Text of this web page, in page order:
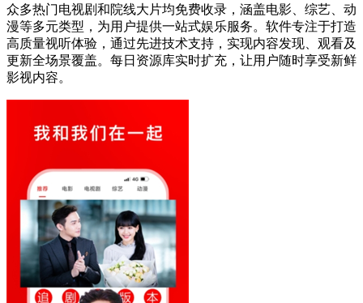
众多热门电视剧和院线大片均免费收录，涵盖电影、综艺、动
漫等多元类型，为用户提供一站式娱乐服务。软件专注于打造
高质量视听体验，通过先进技术支持，实现内容发现、观看及
更新全场景覆盖。每日资源库实时扩充，让用户随时享受新鲜
影视内容。